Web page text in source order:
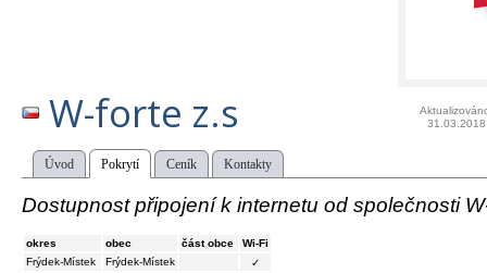
W-forte z.s
31.03.2018
Úvod Pokrytí Ceník Kontakty
Dostupnost připojení k internetu od společnosti
okres obec část obce
Wi-Fi
Frýdek-Místek
Frýdek-Místek
✓